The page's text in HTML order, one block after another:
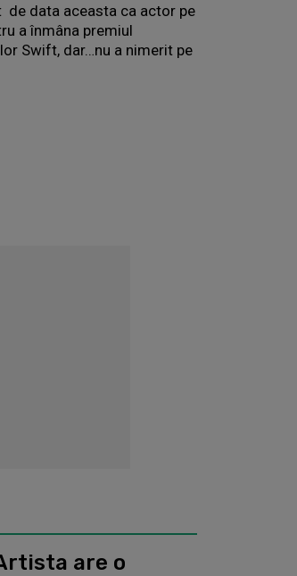
de data aceasta ca actor pe
a înmâna premiul
Swift, dar…nu a nimerit pe
are o